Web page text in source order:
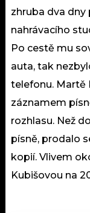
zhruba dva
nahrávacího
Po cestě mu
auta, tak
telefonu. Martě
záznamem
rozhlasu. Než
písně, prodalo
kopií. Vlivem
Kubišovou na